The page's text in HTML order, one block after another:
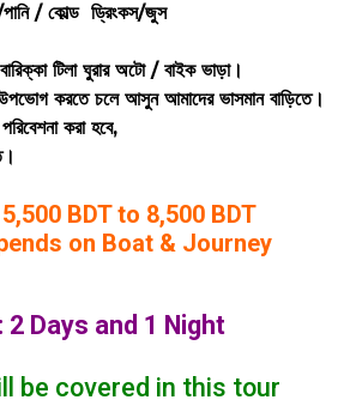
পানি / কোল্ড ড্রিংকস/জুস
টিলা ঘুরার অটো / বাইক ভাড়া।
উপভোগ করতে চলে আসুন আমাদের ভাসমান বাড়িতে।
করা হবে,
BDT to 8,500 BDT
on Boat & Journey
Days and 1 Night
be covered in this tour